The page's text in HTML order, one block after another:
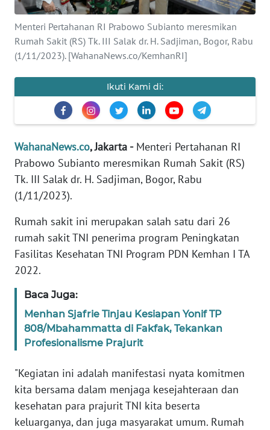
Menteri Pertahanan RI Prabowo Subianto meresmikan
Rumah Sakit (RS) Tk. III Salak dr. H. Sadjiman, Bogor, Rabu
(1/11/2023). [WahanaNews.co/KemhanRI]
Ikuti Kami di:
WahanaNews.co, Jakarta -Menteri Pertahanan RI
Prabowo Subianto meresmikan Rumah Sakit (RS)
Tk. III Salak dr. H. Sadjiman, Bogor, Rabu
(1/11/2023).
Rumah sakit ini merupakan salah satu dari 26
rumah sakit TNI penerima program Peningkatan
Fasilitas Kesehatan TNI Program PDN Kemhan I TA
2022.
Baca Juga:
Menhan Sjafrie Tinjau Kesiapan Yonif TP
808/Mbahammatta di Fakfak, Tekankan
Profesionalisme Prajurit
"Kegiatan ini adalah manifestasi nyata komitmen
kita bersama dalam menjaga kesejahteraan dan
kesehatan para prajurit TNI kita beserta
keluarganya, dan juga masyarakat umum. Rumah
PENDIDIKAN
OLAHRAGA
EDITORIAL
Informasi
INDEKS
BERITA
KONTAK
KAMI
INFO
TENTANG
KAMI
MEDIA
SIBER
REDAKSI